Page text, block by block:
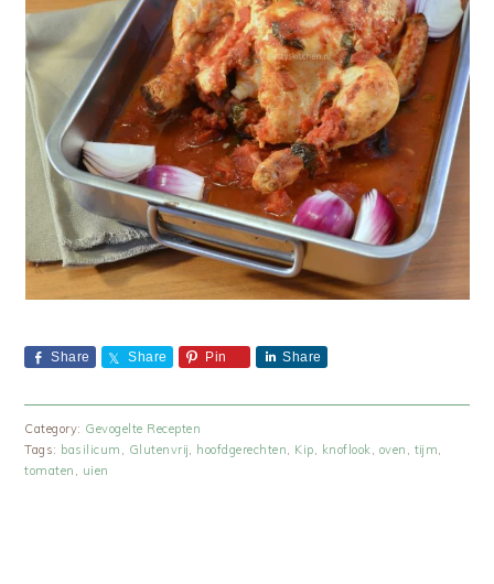
Share Share Pin Share
Category: Gevogelte Recepten
Tags: basilicum Glutenvrij hoofdgerechten Kip knoflook oven tijm
tomaten
uien